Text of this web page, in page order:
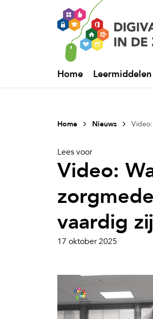
Home Leermiddelen
Home Nieuws
Lees voor
Video:
vaardig
17 oktober 2025